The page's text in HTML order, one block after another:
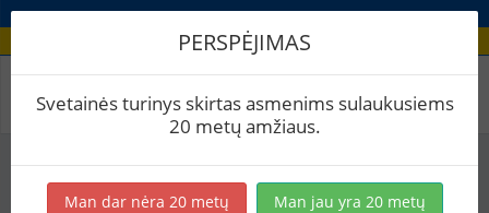
Virimo peržiūra
−
Virimo informacija
PERSPĖJIMAS
Svetainės turinys skirtas asmenims sulaukusiems
20 metų amžiaus.
Man dar nėra 20 metų Man jau yra 20 metų